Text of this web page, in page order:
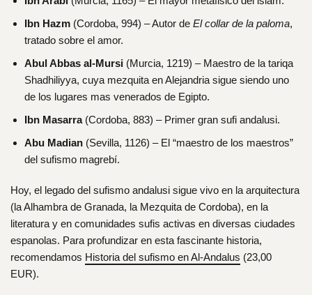
Ibn Hazm(Cordoba, 994) – Autor de El collar de la paloma,
tratado sobre el amor.
Abul Abbas al-Mursi(Murcia, 1219) – Maestro de la tariqa
Shadhiliyya, cuya mezquita en Alejandria sigue siendo uno
de los lugares mas venerados de Egipto.
Ibn Masarra(Cordoba, 883) – Primer gran sufi andalusi.
Abu Madian(Sevilla, 1126) – El “maestro de los maestros”
del sufismo magrebí.
Hoy, el legado del sufismo andalusi sigue vivo en la arquitectura
(la Alhambra de Granada, la Mezquita de Cordoba), en la
literatura y en comunidades sufis activas en diversas ciudades
espanolas. Para profundizar en esta fascinante historia,
recomendamos Historia del sufismo en Al-Andalus (23,00
EUR).